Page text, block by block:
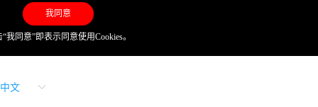
我同意
我同意”即表示同意使用Cookies。